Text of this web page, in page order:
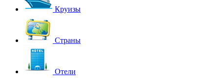
Круизы
Страны
Отели